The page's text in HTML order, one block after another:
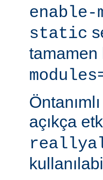
enable-
static
tamamen
açıkça